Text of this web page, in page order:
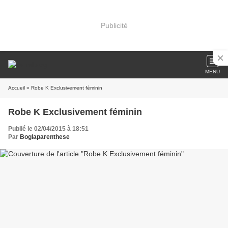
Publicité
MENU
Accueil » Robe K Exclusivement féminin
Robe K Exclusivement féminin
Publié le 02/04/2015 à 18:51
Par Boglaparenthese